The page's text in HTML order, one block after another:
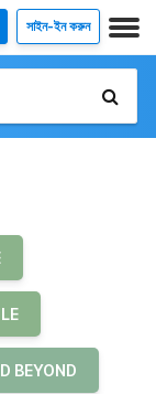
সাইন-ইন করুন
BEYOND